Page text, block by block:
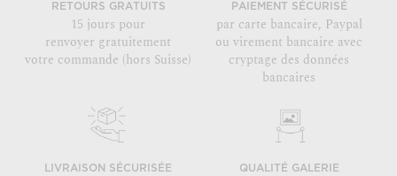
RETOURS GRATUITS
15 jours pour
renvoyer gratuitement
votre commande (hors Suisse)
PAIEMENT SÉCURISÉ
par carte bancaire, Paypal
ou virement bancaire avec
cryptage des données
bancaires
LIVRAISON SÉCURISÉE QUALITÉ GALERIE